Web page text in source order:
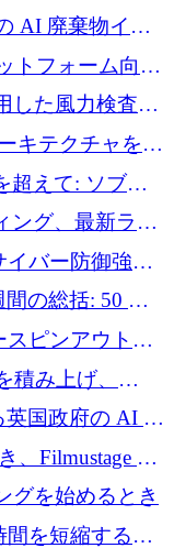
えめな」後任
AI 廃棄物イン
シリーズ B で
トフォーム向け
得
した風力検査の
ド以上を確保
キテクチャを拡
調達
超えて: ソブリ
DFINITY の
ング、最新ラウ
目標
イバー防御強化
の総括: 50 以
投資
ピンアウト原
資金調達でス
積み上げ、
基金を立ち上
国政府の AI タ
、Filmustage は
賭けました
グを始めるとき
を短縮する英